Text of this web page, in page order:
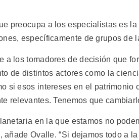
preocupa a los especialistas es
específicamente de grupos de
a los tomadores de decisión que
de distintos actores como la
si esos intereses en el
relevantes. Tenemos que
en la que estamos no
añade Ovalle. “Si dejamos todo a